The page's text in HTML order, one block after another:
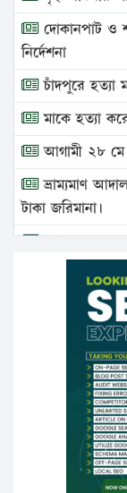
দোকানপাট ও
নির্দেশনা
চাঁদপুরে হত্যা
মাকে হত্যা
আগামী ২৮
ভ্রাম্যমাণ
টাকা জরিমানা।
এবার লঞ্চের
১৭ থেকে ২১
১৬ মে চাঁদপুর
উচ্চশিক্ষায়
পিএইচডি
সারা দেশে
কঠোর হচ্ছে
ফরিদগঞ্জে